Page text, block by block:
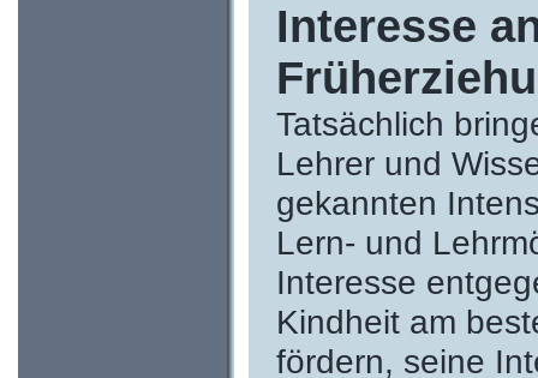
Interesse
Tatsächlich
Lehrer und
gekannten
Lern- und
Interesse
Kindheit am
fördern, seine